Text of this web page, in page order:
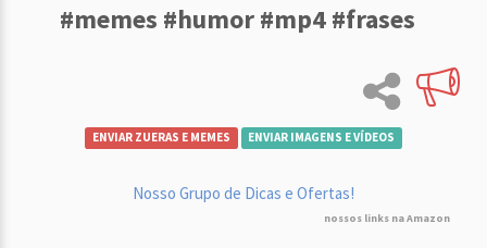
#memes #humor #mp4 #frases
ENVIAR ZUERAS E MEMES ENVIAR IMAGENS E VÍDEOS
Nosso Grupo de Dicas e Ofertas!
nossos links na Amazon